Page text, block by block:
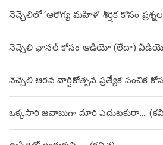
నెచ్చెలిలో ‘ఆరోగ్య మహిళ’ శీర్షిక కోసం
నెచ్చెలి ఛానల్ కోసం ఆడియో (లేదా) వీడియో
నెచ్చెలి ఆరవ వార్షికోత్సవ ప్రత్యేక సంచిక
ఒక్కసారి జవాబుగా మారి ఎదుటకురా….